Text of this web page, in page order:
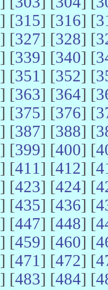
] [315] [316] [
] [327] [328] [
] [339] [340] [
] [351] [352] [
] [363] [364] [
] [375] [376] [
] [387] [388] [
] [399] [400] [
] [411] [412] [
] [423] [424] [
] [435] [436] [
] [447] [448] [
] [459] [460] [
] [471] [472] [
] [483] [484] [